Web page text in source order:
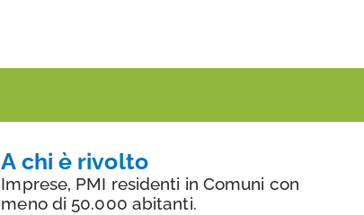
A chi è rivolto
Imprese, PMI residenti in Comuni con
meno di 50.000 abitanti.